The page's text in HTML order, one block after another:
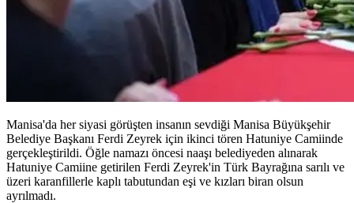
Manisa'da her siyasi görüşten insanın sevdiği Manisa Büyükşehir
Belediye Başkanı Ferdi Zeyrek için ikinci tören Hatuniye Camiinde
gerçekleştirildi. Öğle namazı öncesi naaşı belediyeden alınarak
Hatuniye Camiine getirilen Ferdi Zeyrek'in Türk Bayrağına sarılı ve
üzeri karanfillerle kaplı tabutundan eşi ve kızları biran olsun
ayrılmadı.